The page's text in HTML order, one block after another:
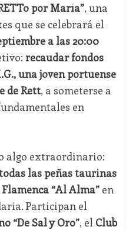
por María”, una
que se celebrará el
a las 20:00
recaudar fondos
una joven portuense
de Rett, a someterse a
en
algo extraordinario:
las peñas taurinas
“Al Alma”en
Participan el
“De Sal y Oro”, el Club